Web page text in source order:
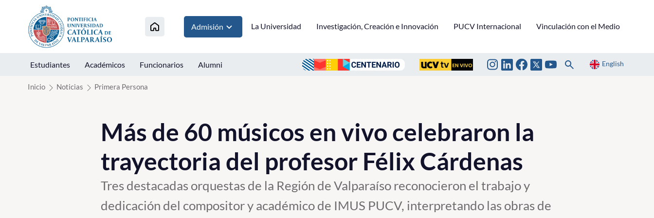
Click acá para ir directamente al contenido
Admisión La Universidad Investigación, Creación e Innovación PUCV Internacional Vinculación con el Medio
Estudiantes Académicos Funcionarios Alumni English
Inicio Noticias Primera Persona
Más de 60 músicos en vivo celebraron la
trayectoria del profesor Félix Cárdenas
Tres destacadas orquestas de la Región de Valparaíso reconocieron el trabajo y
dedicación del compositor y académico de IMUS PUCV, interpretando las obras de